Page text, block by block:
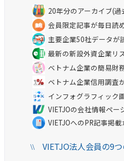
20年分のアーカイブ(
会員限定記事が毎日読
主要企業50社データが
最新の新設外資企業リ
ベトナム企業の簡易財
ベトナム企業信用調査
インフォグラフィック
VIETJOの会社情報ペー
VIETJOへのPR記事掲
\\VIETJO法人会員の9